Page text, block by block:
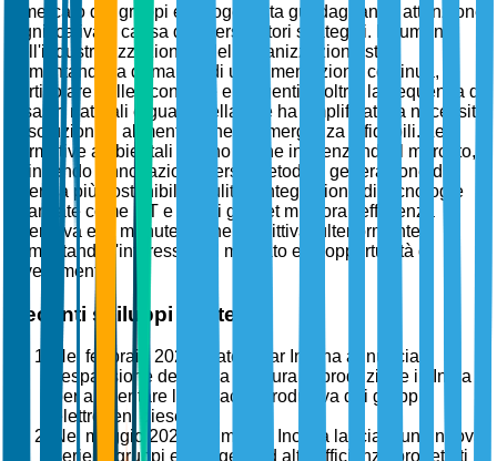
Il mercato dei gruppi elettrogeni sta guadagnando attenzione
significativa a causa di diversi fattori strategici. L'aumento
dell'industrializzazione e dell'urbanizzazione sta
aumentando la domanda di un'alimentazione continua, in
particolare nelle economie emergenti. Inoltre, la frequenza di
disastri naturali e guasti della rete ha amplificato la necessità
di soluzioni di alimentazione di emergenza affidabili. Le
normative ambientali stanno anche influenzando il mercato,
spingendo l'innovazione verso metodi di generazione di
energia più sostenibili e puliti. L'integrazione di tecnologie
avanzate come IoT e AI nei genset migliora l'efficienza
operativa e la manutenzione predittiva, ulteriormente
alimentando l'interesse del mercato e le opportunità di
investimento.
Recenti sviluppi strategici
Nel febbraio 2025, Caterpillar Inc. ha annunciato
l'espansione della sua struttura di produzione in India
per aumentare la capacità produttiva dei gruppi
elettrogeni diesel.
Nel maggio 2025, Cummins Inc. ha lanciato una nuova
serie di gruppi elettrogeni ad alta efficienza progettati